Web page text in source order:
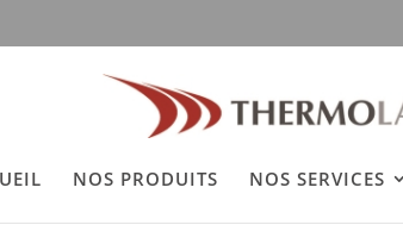
NOS PRODUITS NOS SERVICES